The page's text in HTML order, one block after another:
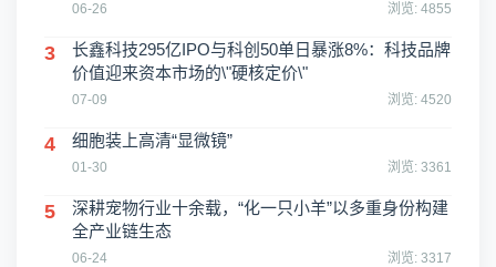
06-26 浏览: 4855
3
长鑫科技295亿IPO与科创50单日暴涨8%：科技品牌
价值迎来资本市场的\"硬核定价\"
07-09 浏览: 4520
4 细胞装上高清“显微镜”
01-30 浏览: 3361
5
深耕宠物行业十余载，“化一只小羊”以多重身份构建
全产业链生态
06-24 浏览: 3317